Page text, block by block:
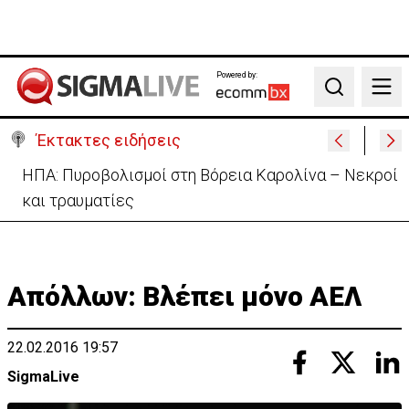
Powered by:
Search
Έκτακτες ειδήσεις
Ανασχηματισμός: Περιορισμένες αλλαγές με…
κρυφό κείμενο (ΒΙΝΤΕΟ)
Απόλλων: Βλέπει μόνο ΑΕΛ
22.02.2016 19:57
SigmaLive